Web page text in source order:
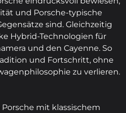
und Porsche-typische
sind. Gleichzeitig
Hybrid-Technologien für
und den Cayenne. So
und Fortschritt, ohne
zu verlieren.
mit klassischem